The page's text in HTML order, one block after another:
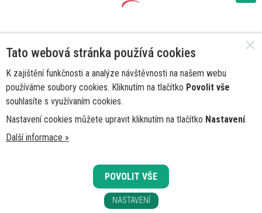
Tato webová stránka používá cookies
K zajištění funkčnosti a analýze návštěvnosti na našem webu
používáme soubory cookies. Kliknutím na tlačítko Povolit vše
souhlasíte s využívaním cookies.
Nastavení cookies můžete upravit kliknutím na tlačítko Nastavení.
Další informace »
POVOLIT VŠE
NASTAVENÍ